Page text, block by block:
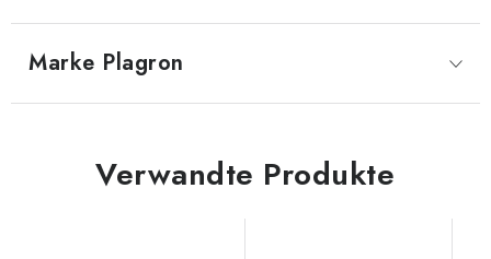
Marke Plagron
Verwandte Produkte